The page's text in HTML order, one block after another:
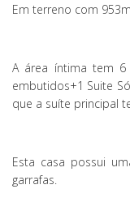
Em terreno com
A área íntima tem 6
embutidos+1 Suite
que a suíte principal
Esta casa possui
garrafas.